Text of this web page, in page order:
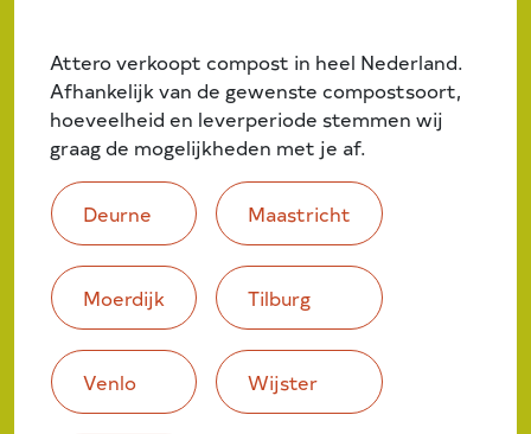
Attero verkoopt compost in heel Nederland.
Afhankelijk van de gewenste compostsoort,
hoeveelheid en leverperiode stemmen wij
graag de mogelijkheden met je af.
Deurne Maastricht
Moerdijk Tilburg
Venlo Wijster